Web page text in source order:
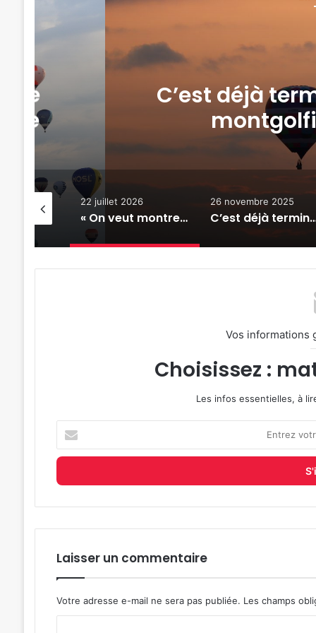
26 novembre 2025
pour le rassemblement de
Enenvol à Chambley
22 juillet 2026
« On veut montrer tout ce qui vole » : la 1ère édition de Chambley Air Passion approche
26 novembre 2025
C’est déjà terminé pour le rassemblement de montgolfières Enenvol à Chambley
11 juin 2025
Vos informations
Choisissez :
Les infos essentielles, à
votre
adresse
mail
Laisser un commentaire
Votre adresse e-mail ne sera pas publiée. Les champs